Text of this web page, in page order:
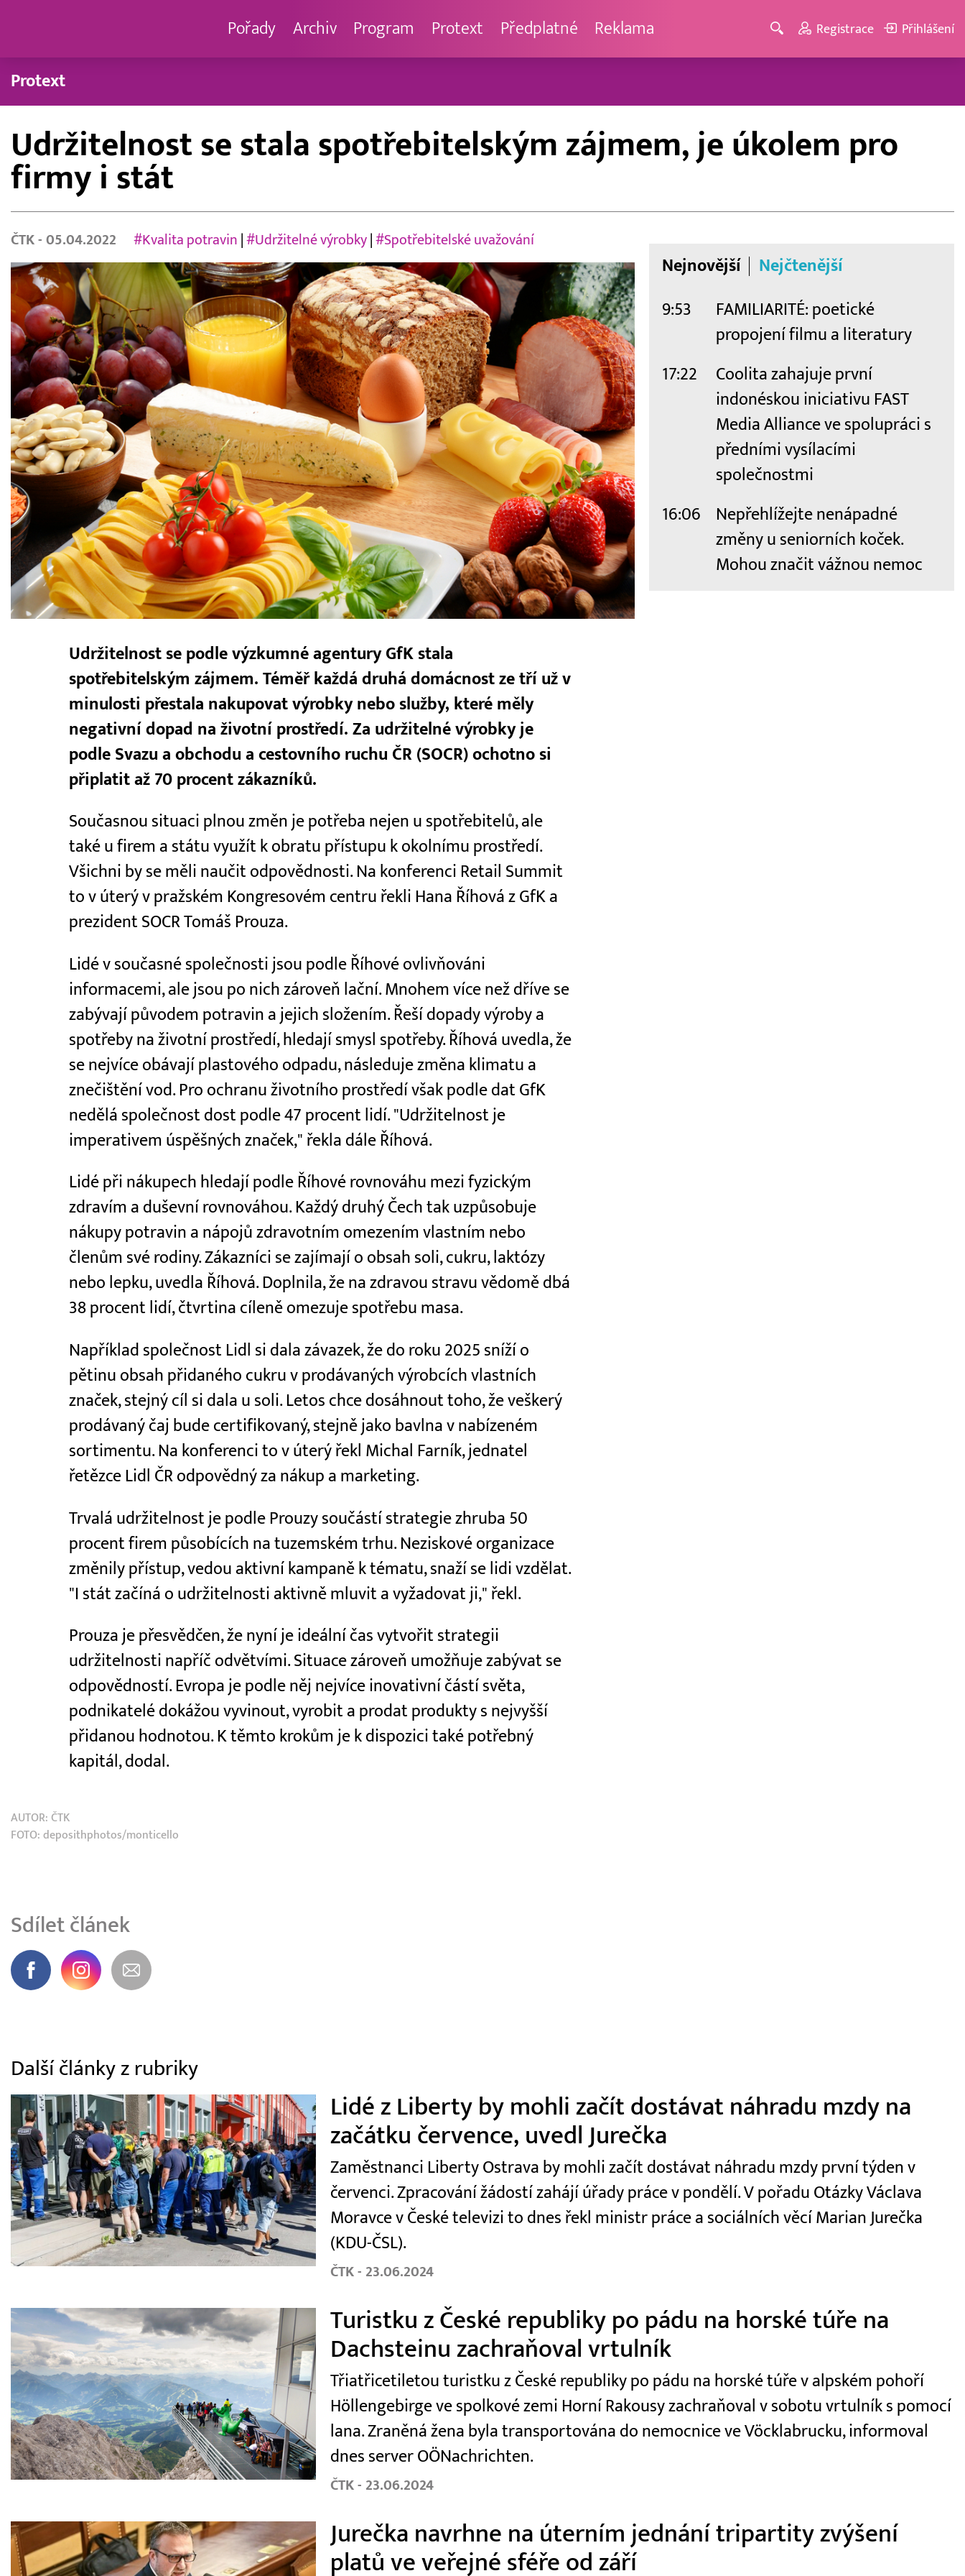
Pořady Archiv Program Protext Předplatné Reklama Registrace Přihlášení
Protext
Udržitelnost se stala spotřebitelským zájmem, je úkolem pro
firmy i stát
ČTK - 05.04.2022 #Kvalita potravin #Udržitelné výrobky| #Spotřebitelské uvažování
Udržitelnost se podle výzkumné agentury GfK stala
spotřebitelským zájmem. Téměř každá druhá domácnost ze tří už v
minulosti přestala nakupovat výrobky nebo služby, které měly
negativní dopad na životní prostředí. Za udržitelné výrobky je
podle Svazu a obchodu a cestovního ruchu ČR (SOCR) ochotno si
připlatit až 70 procent zákazníků.
Současnou situaci plnou změn je potřeba nejen u spotřebitelů, ale
také u firem a státu využít k obratu přístupu k okolnímu prostředí.
Všichni by se měli naučit odpovědnosti. Na konferenci Retail Summit
to v úterý v pražském Kongresovém centru řekli Hana Říhová z GfK a
prezident SOCR Tomáš Prouza.
Lidé v současné společnosti jsou podle Říhové ovlivňováni
informacemi, ale jsou po nich zároveň lační. Mnohem více než dříve se
zabývají původem potravin a jejich složením. Řeší dopady výroby a
spotřeby na životní prostředí, hledají smysl spotřeby. Říhová uvedla, že
se nejvíce obávají plastového odpadu, následuje změna klimatu a
znečištění vod. Pro ochranu životního prostředí však podle dat GfK
nedělá společnost dost podle 47 procent lidí. "Udržitelnost je
imperativem úspěšných značek," řekla dále Říhová.
Lidé při nákupech hledají podle Říhové rovnováhu mezi fyzickým
zdravím a duševní rovnováhou. Každý druhý Čech tak uzpůsobuje
nákupy potravin a nápojů zdravotním omezením vlastním nebo
členům své rodiny. Zákazníci se zajímají o obsah soli, cukru, laktózy
nebo lepku, uvedla Říhová. Doplnila, že na zdravou stravu vědomě dbá
38 procent lidí, čtvrtina cíleně omezuje spotřebu masa.
Například společnost Lidl si dala závazek, že do roku 2025 sníží o
pětinu obsah přidaného cukru v prodávaných výrobcích vlastních
značek, stejný cíl si dala u soli. Letos chce dosáhnout toho, že veškerý
prodávaný čaj bude certifikovaný, stejně jako bavlna v nabízeném
sortimentu. Na konferenci to v úterý řekl Michal Farník, jednatel
řetězce Lidl ČR odpovědný za nákup a marketing.
Trvalá udržitelnost je podle Prouzy součástí strategie zhruba 50
procent firem působících na tuzemském trhu. Neziskové organizace
změnily přístup, vedou aktivní kampaně k tématu, snaží se lidi vzdělat.
"I stát začíná o udržitelnosti aktivně mluvit a vyžadovat ji," řekl.
Prouza je přesvědčen, že nyní je ideální čas vytvořit strategii
udržitelnosti napříč odvětvími. Situace zároveň umožňuje zabývat se
odpovědností. Evropa je podle něj nejvíce inovativní částí světa,
podnikatelé dokážou vyvinout, vyrobit a prodat produkty s nejvyšší
přidanou hodnotou. K těmto krokům je k dispozici také potřebný
kapitál, dodal.
AUTOR: ČTK
FOTO: deposithphotos/monticello
Sdílet článek
Nejnovější Nejčtenější
9:53
FAMILIARITÉ: poetické
propojení filmu a literatury
17:22
Coolita zahajuje první
indonéskou iniciativu FAST
Media Alliance ve spolupráci s
předními vysílacími
společnostmi
16:06
Nepřehlížejte nenápadné
změny u seniorních koček.
Mohou značit vážnou nemoc
Další články z rubriky
Lidé z Liberty by mohli začít dostávat náhradu mzdy na
začátku července, uvedl Jurečka
Zaměstnanci Liberty Ostrava by mohli začít dostávat náhradu mzdy první týden v
červenci. Zpracování žádostí zahájí úřady práce v pondělí. V pořadu Otázky Václava
Moravce v České televizi to dnes řekl ministr práce a sociálních věcí Marian Jurečka
(KDU-ČSL).
ČTK - 23.06.2024
Turistku z České republiky po pádu na horské túře na
Dachsteinu zachraňoval vrtulník
Třiatřicetiletou turistku z České republiky po pádu na horské túře v alpském pohoří
Höllengebirge ve spolkové zemi Horní Rakousy zachraňoval v sobotu vrtulník s pomocí
lana. Zraněná žena byla transportována do nemocnice ve Vöcklabrucku, informoval
dnes server OÖNachrichten.
ČTK - 23.06.2024
Jurečka navrhne na úterním jednání tripartity zvýšení
platů ve veřejné sféře od září